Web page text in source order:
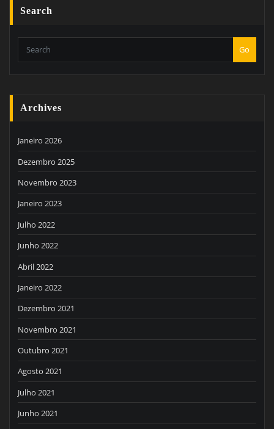
Search
Go
Archives
Janeiro 2026
Dezembro 2025
Novembro 2023
Janeiro 2023
Julho 2022
Junho 2022
Abril 2022
Janeiro 2022
Dezembro 2021
Novembro 2021
Outubro 2021
Agosto 2021
Julho 2021
Junho 2021